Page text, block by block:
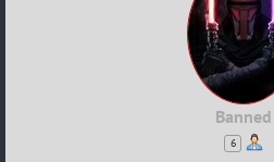
Banned
6